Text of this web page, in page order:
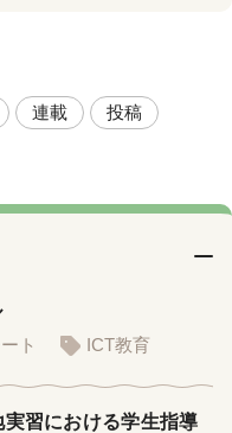
連載
投稿
ト ICT教育
習における学生指導